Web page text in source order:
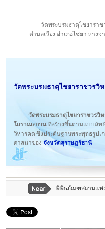
วัดพระบรมธาตุไชยาราช
ตำบลเวียง อำเภอไชยา ห่าง
วัดพระบรมธาตุไชยาราชวรวิห
วัดพระบรมธาตุไชยาราชวรวิห
โบราณสถานที่สร้างขึ้นตามแบบลัท
วิหารคด ซึ่งประดิษฐานพระพุทธรูปเ
ศาสนาของ จังหวัดสุราษฎร์ธานี
พิพิธภัณฑสถานแห่